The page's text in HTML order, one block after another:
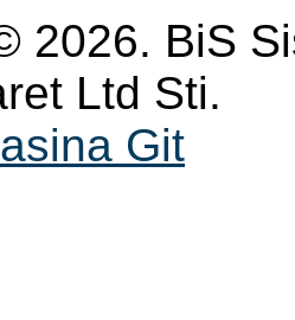
2026. BiS
Ltd Sti.
Git